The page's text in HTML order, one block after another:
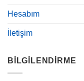
Hesabım
İletişim
BILGILENDIRME